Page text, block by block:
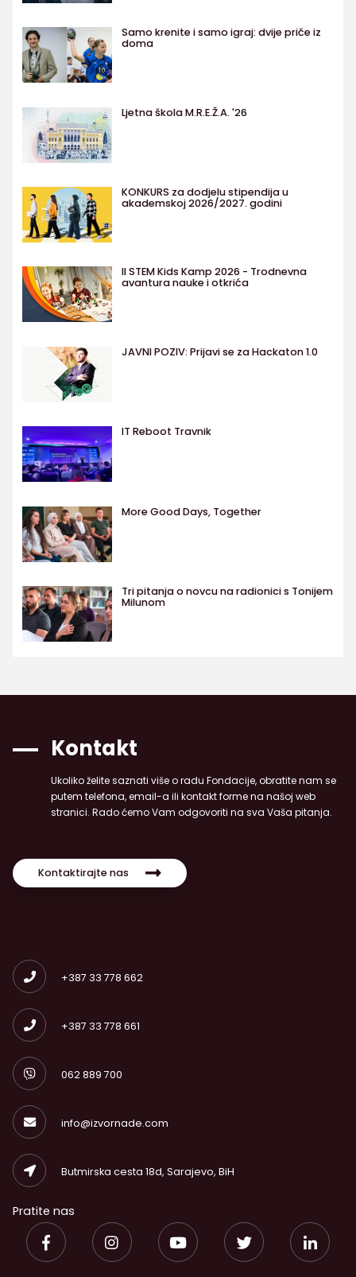
Samo krenite i samo igraj: dvije priče iz
doma
Ljetna škola M.R.E.Ž.A. '26
KONKURS za dodjelu stipendija u
akademskoj 2026/2027. godini
II STEM Kids Kamp 2026 - Trodnevna
avantura nauke i otkrića
JAVNI POZIV: Prijavi se za Hackaton 1.0
IT Reboot Travnik
More Good Days, Together
Tri pitanja o novcu na radionici s Tonijem
Milunom
Kontakt
Ukoliko želite saznati više o radu Fondacije, obratite nam se
putem telefona, email-a ili kontakt forme na našoj web
stranici. Rado ćemo Vam odgovoriti na sva Vaša pitanja.
Kontaktirajte nas
+387 33 778 662
+387 33 778 661
062 889 700
info@izvornade.com
Butmirska cesta 18d, Sarajevo, BiH
Pratite nas